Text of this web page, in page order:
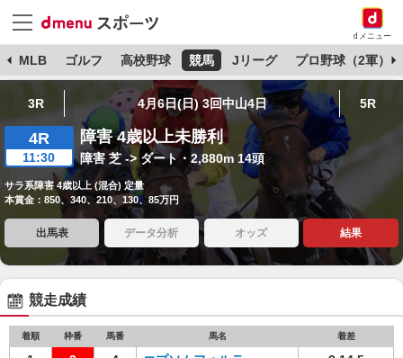
dメニュー
MLB ゴルフ 高校野球 競馬 Jリーグ プロ野球（2軍）
3R 4月6日(日) 3回中山4日 5R
4R
11:30
障害 4歳以上未勝利
障害 芝 -> ダート・2,880m 14頭
サラ系障害 4歳以上 (混合) 定量
本賞金：850、340、210、130、85万円
出馬表 データ分析 オッズ 結果
競走成績
着順 枠番 馬番 馬名 着差